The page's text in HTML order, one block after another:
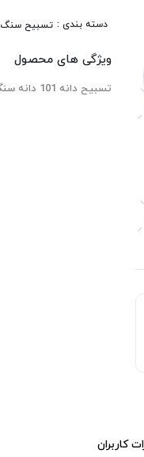
دسته بندی : تسبیح سنگ
ویژگی های محصول
تسبیح دانه 101 دانه سنگ حدید صینی اصل معدنی
کاربران